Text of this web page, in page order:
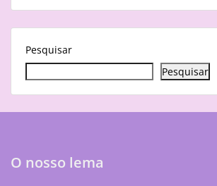
Pesquisar
Pesquisar
O nosso lema